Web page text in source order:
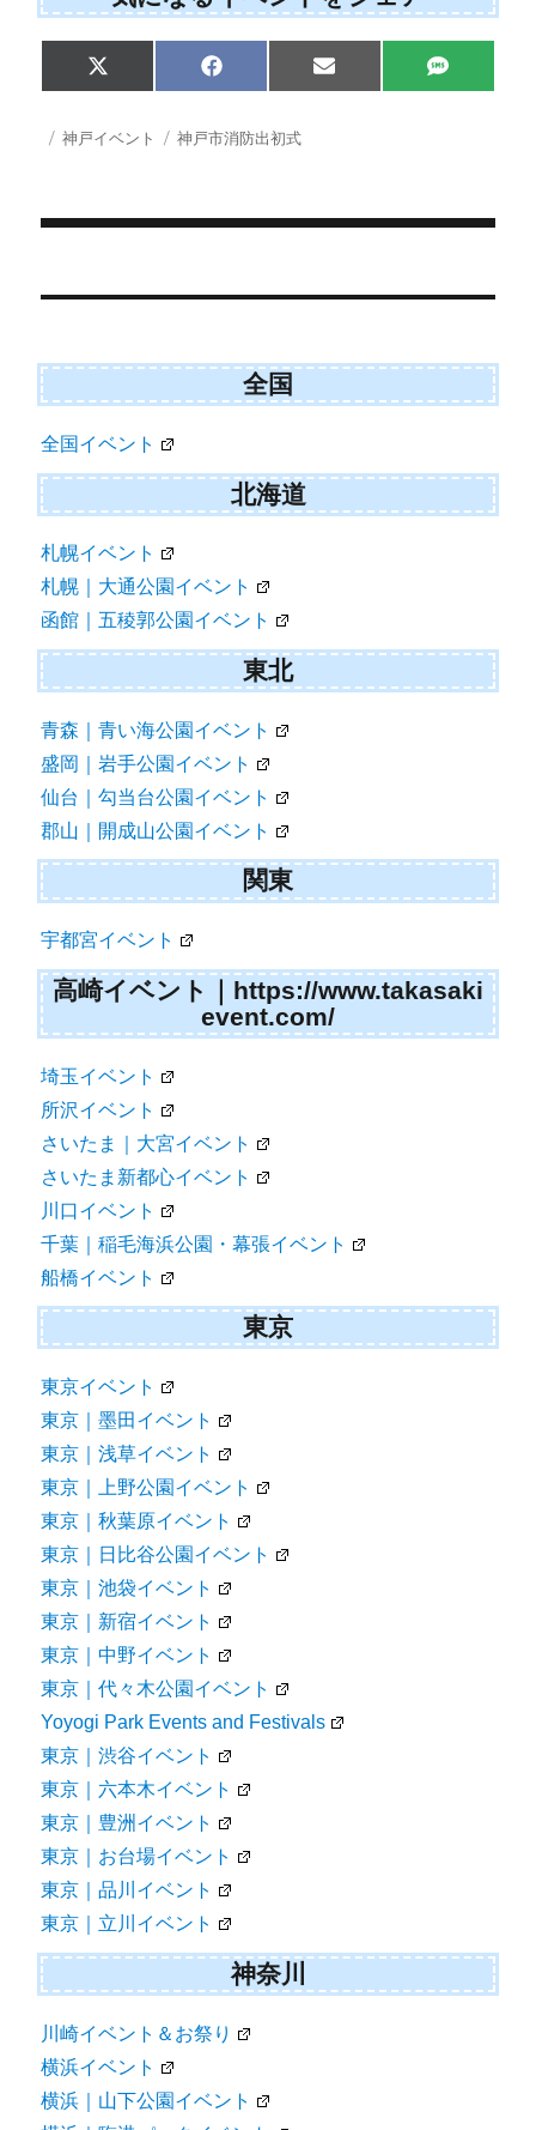
Share
on
X
(
w
r
Share
on
F
a
e
b
Share
on
E
m
Share
on
S
M
投 カ
神戸イベント
タ
神戸市消防出初式
稿
ビ
ー
シ
ョ
ン
全国
全国イベント
北海道
札幌イベント
札幌｜大通公園イベント
函館｜五稜郭公園イベント
東北
青森｜青い海公園イベント
盛岡｜岩手公園イベント
仙台｜勾当台公園イベント
郡山｜開成山公園イベント
関東
宇都宮イベント
高崎イベント｜https://www.takasaki
event.com/
埼玉イベント
所沢イベント
さいたま｜大宮イベント
さいたま新都心イベント
川口イベント
千葉｜稲毛海浜公園・幕張イベント
船橋イベント
東京
東京イベント
東京｜墨田イベント
東京｜浅草イベント
東京｜上野公園イベント
東京｜秋葉原イベント
東京｜日比谷公園イベント
東京｜池袋イベント
東京｜新宿イベント
東京｜中野イベント
東京｜代々木公園イベント
Yoyogi Park Events and Festivals
東京｜渋谷イベント
東京｜六本木イベント
東京｜豊洲イベント
東京｜お台場イベント
東京｜品川イベント
東京｜立川イベント
神奈川
川崎イベント＆お祭り
横浜イベント
横浜｜山下公園イベント